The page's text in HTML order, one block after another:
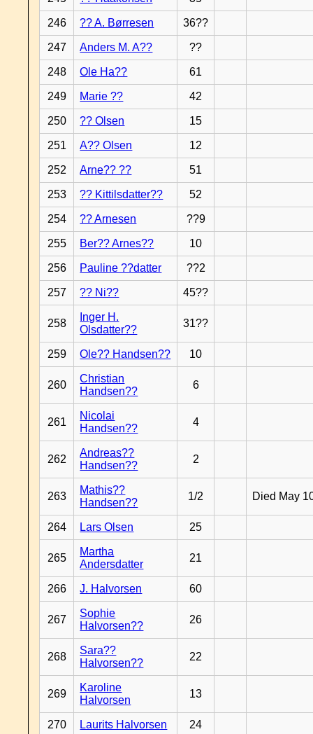
246 ?? A. Børresen 36??
247 Anders M. A?? ??
248 Ole Ha?? 61
249 Marie ?? 42
250 ?? Olsen 15
251 A?? Olsen 12
252 Arne?? ?? 51
253 ?? Kittilsdatter?? 52
254 ?? Arnesen ??9
255 Ber?? Arnes?? 10
256 Pauline ??datter ??2
257 ?? Ni?? 45??
258
Inger H.
Olsdatter??
31??
259 Ole?? Handsen?? 10
260
Christian
Handsen??
6
261
Nicolai
Handsen??
4
262
Andreas??
Handsen??
2
263
Mathis??
Handsen??
1/2 Died May
264 Lars Olsen 25
265
Martha
Andersdatter
21
266 J. Halvorsen 60
267
Sophie
Halvorsen??
26
268
Sara??
Halvorsen??
22
269
Karoline
Halvorsen
13
270 Laurits Halvorsen 24